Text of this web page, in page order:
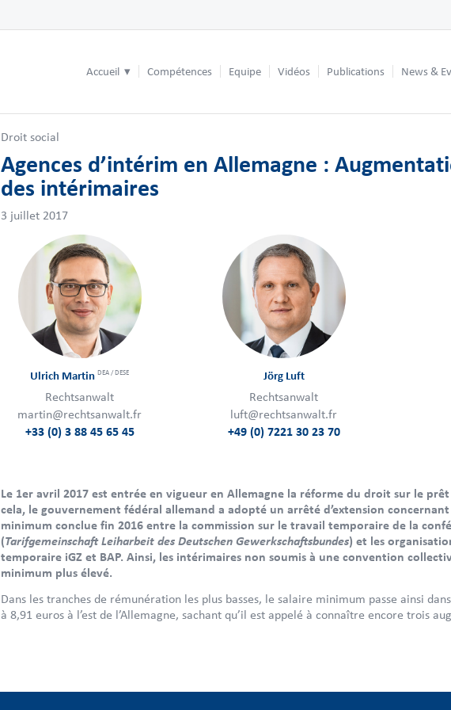
Accueil Compétences Equipe Vidéos Publications News &
Droit social
Agences d’intérim en Allemagne :
des intérimaires
Ulrich MartinDEA / DESE
Rechtsanwalt
martin@rechtsanwalt.fr
+33 (0) 3 88 45 65 45
Jörg Luft
Rechtsanwalt
luft@rechtsanwalt.fr
+49 (0) 7221 30 23 70
Le 1er avril 2017 est entrée en vigueur en Allemagne la réforme du droit sur le
cela, le gouvernement fédéral allemand a adopté un arrêté d’extension
minimum conclue fin 2016 entre la commission sur le travail temporaire de la
(Tarifgemeinschaft Leiharbeit des Deutschen Gewerkschaftsbundes) et les
temporaire iGZ et BAP. Ainsi, les intérimaires non soumis à une convention
minimum plus élevé.
Dans les tranches de rémunération les plus basses, le salaire minimum passe ainsi
à 8,91 euros à l’est de l’Allemagne, sachant qu’il est appelé à connaître encore trois
3 juillet 2017